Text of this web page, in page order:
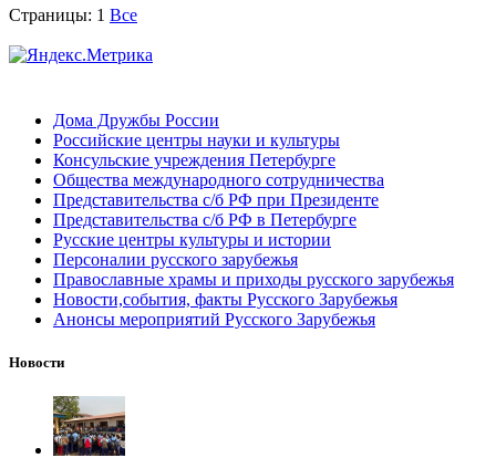
Страницы: 1 Все
Дома Дружбы России
Российские центры науки и культуры
Консульские учреждения Петербурге
Общества международного сотрудничества
Представительства с/б РФ при Президенте
Представительства с/б РФ в Петербурге
Русские центры культуры и истории
Персоналии русского зарубежья
Православные храмы и приходы русского зарубежья
Новости,события, факты Русского Зарубежья
Анонсы мероприятий Русского Зарубежья
Новости